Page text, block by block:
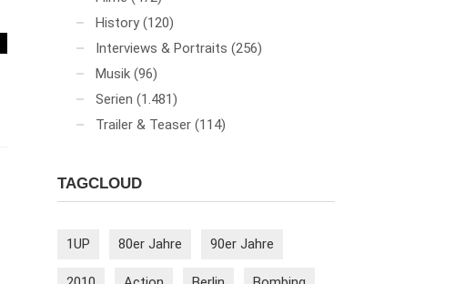
History (120)
Interviews & Portraits (256)
Musik (96)
Serien (1.481)
Trailer & Teaser (114)
TAGCLOUD
1UP 80er Jahre 90er Jahre